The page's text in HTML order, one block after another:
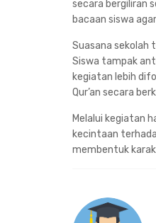
secara bergiliran
bacaan siswa
Suasana sekolah
Siswa tampak
kegiatan lebih
Qur’an secara
Melalui kegiatan
kecintaan
membentuk